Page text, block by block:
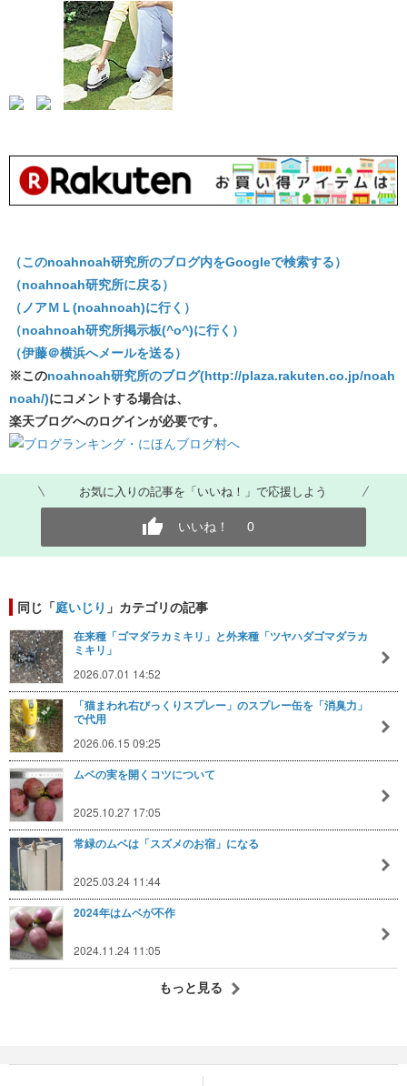
（このnoahnoah研究所のブログ内をGoogleで検索する）
（noahnoah研究所に戻る）
（ノアＭＬ(noahnoah)に行く）
（noahnoah研究所掲示板(^o^)に行く）
（伊藤＠横浜へメールを送る）
※このnoahnoah研究所のブログ(http://plaza.rakuten.co.jp/noah
noah/)にコメントする場合は、
楽天ブログへのログインが必要です。
お気に入りの記事を「いいね！」で応援しよう
いいね！ 0
同じ「庭いじり 」カテゴリの記事
在来種「ゴマダラカミキリ」と外来種「ツヤハダゴマダラカ
ミキリ」
2026.07.01 14:52
「猫まわれ右びっくりスプレー」のスプレー缶を「消臭力」
で代用
2026.06.15 09:25
ムベの実を開くコツについて
2025.10.27 17:05
常緑のムベは「スズメのお宿」になる
2025.03.24 11:44
2024年はムベが不作
2024.11.24 11:05
もっと見る